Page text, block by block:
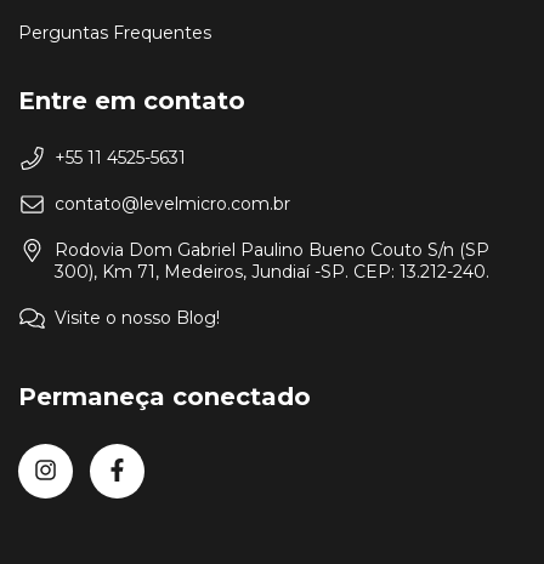
Perguntas Frequentes
Entre em contato
+55 11 4525-5631
contato@levelmicro.com.br
Rodovia Dom Gabriel Paulino Bueno Couto S/n (SP
300), Km 71, Medeiros, Jundiaí -SP. CEP: 13.212-240.
Visite o nosso Blog!
Permaneça conectado